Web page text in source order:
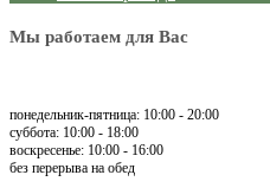
Мы работаем для Вас
понедельник-пятница: 10:00 - 20:00
суббота: 10:00 - 18:00
воскресенье: 10:00 - 16:00
без перерыва на обед